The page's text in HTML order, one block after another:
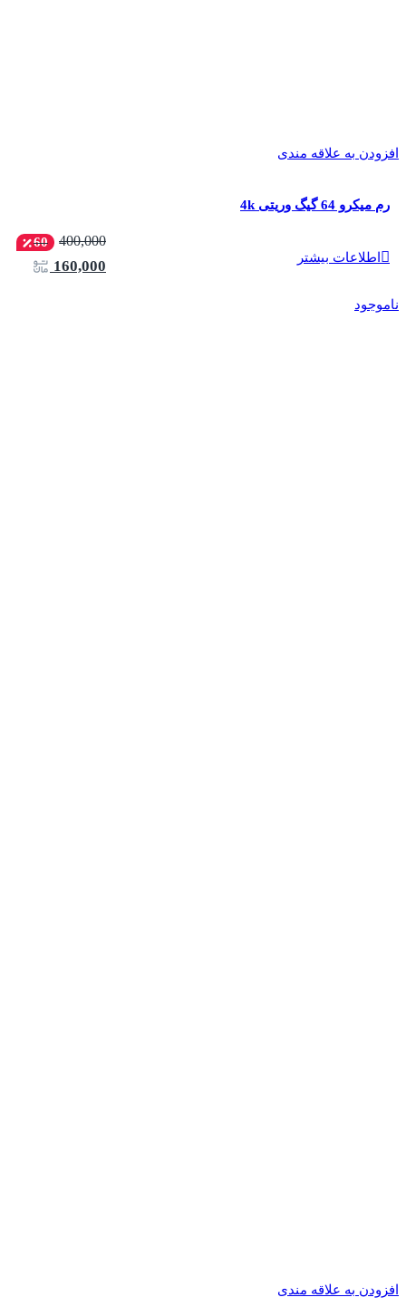
افزودن به علاقه مندی
رم میکرو 64 گیگ وریتی 4k
اطلاعات بیشتر
400,000
60
160,000
ناموجود
افزودن به علاقه مندی